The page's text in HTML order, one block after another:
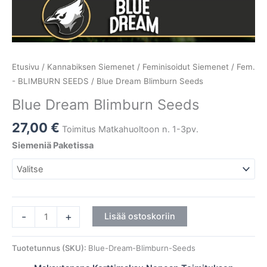
Etusivu / Kannabiksen Siemenet / Feminisoidut Siemenet / Fem.
- BLIMBURN SEEDS / Blue Dream Blimburn Seeds
Blue Dream Blimburn Seeds
27,00 € Toimitus Matkahuoltoon n. 1-3pv.
Siemeniä Paketissa
- + Lisää ostoskoriin
Tuotetunnus (SKU): Blue-Dream-Blimburn-Seeds